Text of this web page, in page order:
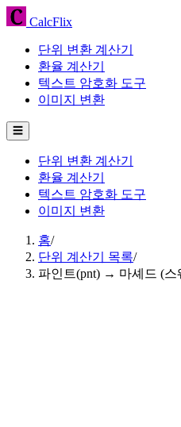
CalcFlix
단위 변환 계산기
환율 계산기
텍스트 암호화 도구
이미지 변환
☰
단위 변환 계산기
환율 계산기
텍스트 암호화 도구
이미지 변환
홈/
단위 계산기 목록/
파인트(pnt) → 마셰드 (스